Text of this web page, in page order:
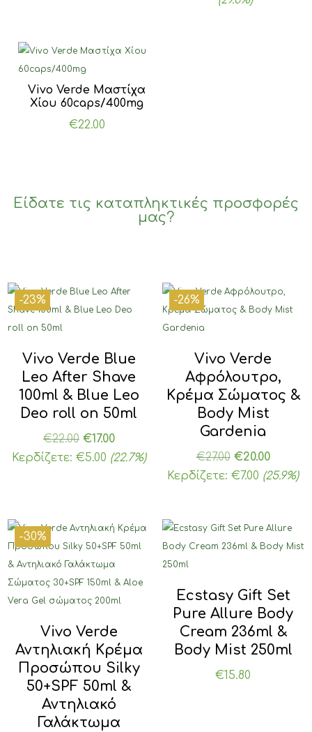
Vivo Verde Μαστίχα
Χίου 60caps/400mg
€22.00
Είδατε τις καταπληκτικές προσφορές
μας?
-23%
Vivo Verde Blue
Leo After Shave
100ml & Blue Leo
Deo roll on 50ml
€22.00 Original
price
€17.00Η
τρέχουσα
Κερδίζετε: €5.00 (22.7%)
-26%
Vivo Verde
Αφρόλουτρο,
Κρέμα Σώματος &
Body Mist
Gardenia
€27.00 Original
price
€20.00Η
€20.00.
Κερδίζετε:€7.00 (25.9%)
-30%
Vivo Verde
Αντηλιακή Κρέμα
Προσώπου Silky
50+SPF 50ml &
Αντηλιακό
Γαλάκτωμα
Ecstasy Gift Set
Pure Allure Body
Cream 236ml &
Body Mist 250ml
€ 15.80